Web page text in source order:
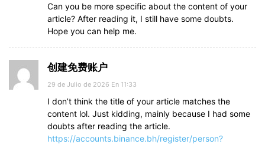
Can you be more specific about the content of your
article? After reading it, I still have some doubts.
Hope you can help me.
创建免费账户
29 de Julio de 2026 En 11:33
I don’t think the title of your article matches the
content lol. Just kidding, mainly because I had some
doubts after reading the article.
https://accounts.binance.bh/register/person?